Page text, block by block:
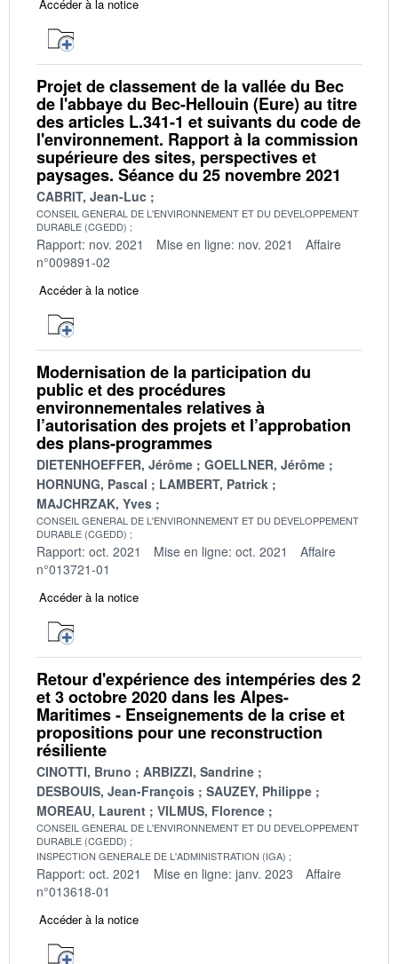
Accéder à la notice
Projet de classement de la vallée du Bec
de l'abbaye du Bec-Hellouin (Eure) au titre
des articles L.341-1 et suivants du code de
l'environnement. Rapport à la commission
supérieure des sites, perspectives et
paysages. Séance du 25 novembre 2021
CABRIT, Jean-Luc
CONSEIL GENERAL DE L'ENVIRONNEMENT ET DU DEVELOPPEMENT
DURABLE (CGEDD)
Rapport: nov. 2021 Mise en ligne: nov. 2021
Affaire
n°009891-02
Accéder à la notice
Modernisation de la participation du
public et des procédures
environnementales relatives à
l’autorisation des projets et l’approbation
des plans-programmes
DIETENHOEFFER, Jérôme
GOELLNER, Jérôme
HORNUNG, Pascal
LAMBERT, Patrick
MAJCHRZAK, Yves
CONSEIL GENERAL DE L'ENVIRONNEMENT ET DU DEVELOPPEMENT
DURABLE (CGEDD)
Rapport: oct. 2021 Mise en ligne: oct. 2021
Affaire
n°013721-01
Accéder à la notice
Retour d'expérience des intempéries des 2
et 3 octobre 2020 dans les Alpes-
Maritimes - Enseignements de la crise et
propositions pour une reconstruction
résiliente
CINOTTI, Bruno
ARBIZZI, Sandrine
DESBOUIS, Jean-François
SAUZEY, Philippe
MOREAU, Laurent
VILMUS, Florence
CONSEIL GENERAL DE L'ENVIRONNEMENT ET DU DEVELOPPEMENT
DURABLE (CGEDD)
INSPECTION GENERALE DE L'ADMINISTRATION (IGA)
Rapport: oct. 2021 Mise en ligne: janv. 2023
Affaire
n°013618-01
Accéder à la notice